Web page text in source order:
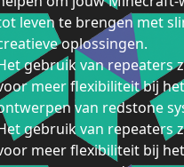
leven te brengen met
oplossingen.
gebruik van repeaters
meer flexibiliteit bij het
van redstone
gebruik van repeaters
meer flexibiliteit bij het